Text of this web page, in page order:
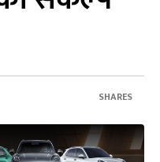
SHARES